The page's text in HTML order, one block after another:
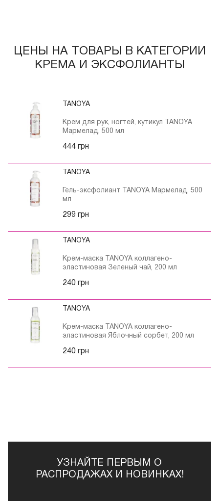
ЦЕНЫ НА ТОВАРЫ В КАТЕГОРИИ
КРЕМА И ЭКСФОЛИАНТЫ
TANOYA
Крем для рук, ногтей, кутикул TANOYA
Мармелад, 500 мл
444 грн
TANOYA
Гель-эксфолиант TANOYA Мармелад, 500
мл
299 грн
TANOYA
Крем-маска TANOYA коллагено-
эластиновая Зеленый чай, 200 мл
240 грн
TANOYA
Крем-маска TANOYA коллагено-
эластиновая Яблочный сорбет, 200 мл
240 грн
УЗНАЙТЕ ПЕРВЫМ О
РАСПРОДАЖАХ И НОВИНКАХ!